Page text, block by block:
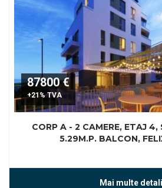
87800 €
+21% TVA
CORP A - 2 CAMERE, ETAJ
5.29M.P. BALCON,
Mai multe